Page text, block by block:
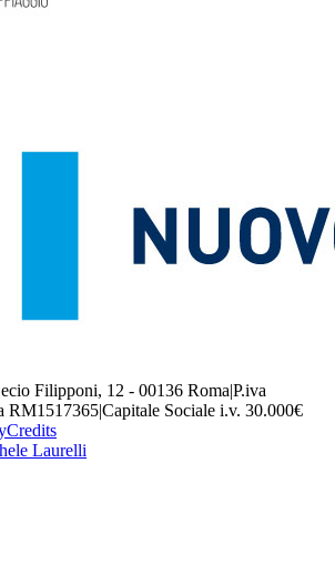
Filipponi, 12 - 00136 Roma|P.iva
RM1517365|Capitale Sociale i.v. 30.000€
Credits
Laurelli